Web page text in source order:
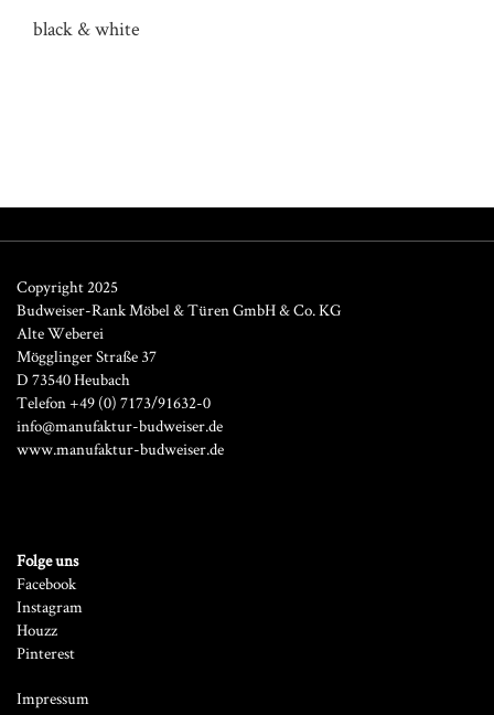
black & white
Copyright 2025
Budweiser-Rank Möbel & Türen GmbH & Co. KG
Alte Weberei
Mögglinger Straße 37
D 73540 Heubach
Telefon +49 (0) 7173/91632-0
info@manufaktur-budweiser.de
www.manufaktur-budweiser.de
Folge uns
Facebook
Instagram
Houzz
Pinterest
Impressum